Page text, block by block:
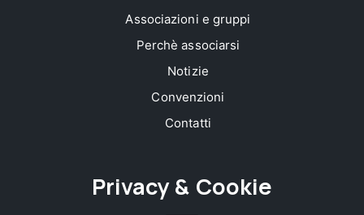
Associazioni e gruppi
Perchè associarsi
Notizie
Convenzioni
Contatti
Privacy & Cookie